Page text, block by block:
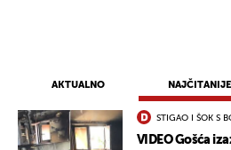
AKTUALNO NAJČITANIJE
STIGAO I ŠOK S
VIDEO Gošća